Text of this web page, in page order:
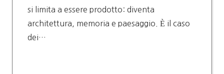
si limita a essere prodotto: diventa
architettura, memoria e paesaggio. È il caso
dei…